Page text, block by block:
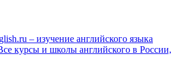
– изучение английского языка
курсы и школы английского в России,